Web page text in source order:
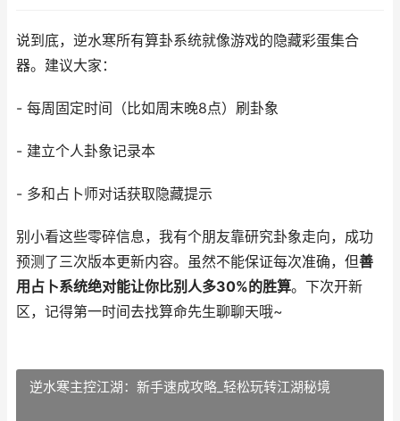
说到底，逆水寒所有算卦系统就像游戏的隐藏彩蛋集合
器。建议大家：
- 每周固定时间（比如周末晚8点）刷卦象
- 建立个人卦象记录本
- 多和占卜师对话获取隐藏提示
别小看这些零碎信息，我有个朋友靠研究卦象走向，成功
预测了三次版本更新内容。虽然不能保证每次准确，但善
用占卜系统绝对能让你比别人多30%的胜算。下次开新
区，记得第一时间去找算命先生聊聊天哦~
逆水寒主控江湖：新手速成攻略_轻松玩转江湖秘境